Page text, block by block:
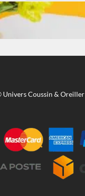
Coussin & Oreiller